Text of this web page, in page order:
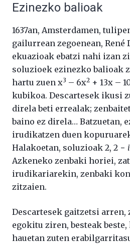
Ezinezko balioak
1637an, Amsterdamen,
gailurrean zegoenean, René
ekuazioak ebatzi nahi izan
soluzioek ezinezko balioak
hartu zuen x3 – 6x2 + 13x –
kubikoa. Descartesek ikusi
direla beti errealak;
baino ez direla… Batzuetan,
irudikatzen duen
Halakoetan, soluzioak 2, 2 − i
Azkeneko zenbaki horiei,
irudikariarekin, zenbaki
zitzaien.
Descartesek gaitzetsi
egokitu ziren, besteak
hauetan zuten